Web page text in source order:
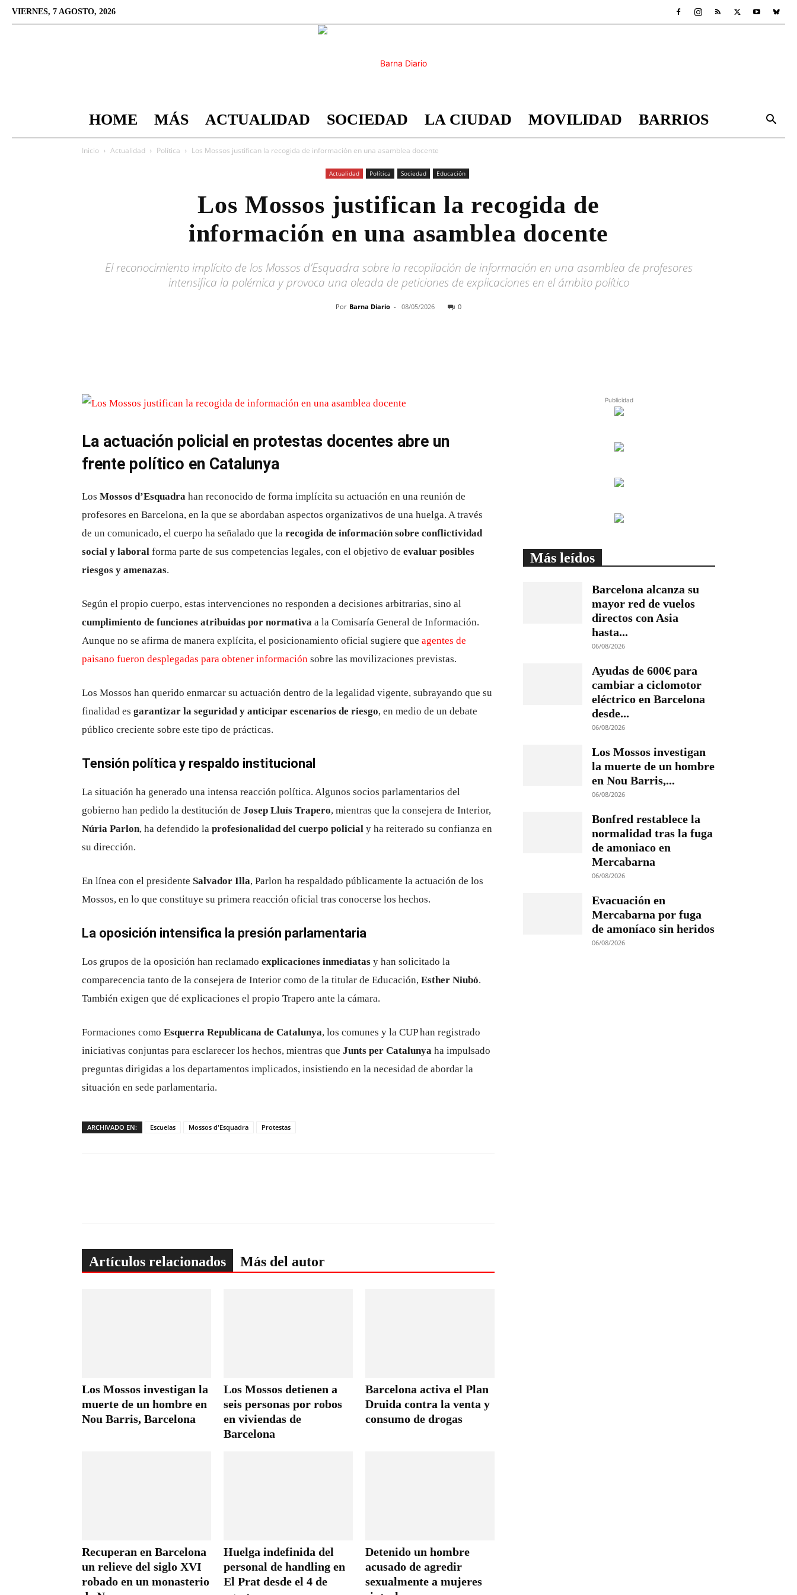
VIERNES, 7 AGOSTO, 2026
Barna
HOME MÁS ACTUALIDAD SOCIEDAD LA CIUDAD MOVILIDAD BARRIOS
Inicio Actualidad Política Los Mossos justifican la recogida de información en una asamblea docente
Actualidad Política Sociedad Educación
Los Mossos justifican la recogida de
información en una asamblea docente
El reconocimiento implícito de los Mossos d’Esquadra sobre la recopilación de información en una asamblea de profesores
intensifica la polémica y provoca una oleada de peticiones de explicaciones en el ámbito político
Por Barna Diario - 08/05/2026 0
La actuación policial en protestas docentes abre un
frente político en Catalunya
Los Mossos d’Esquadra han reconocido de forma implícita su actuación en una reunión de
profesores en Barcelona, en la que se abordaban aspectos organizativos de una huelga. A través
de un comunicado, el cuerpo ha señalado que la recogida de información sobre conflictividad
social y laboral forma parte de sus competencias legales, con el objetivo de evaluar posibles
riesgos y amenazas.
Según el propio cuerpo, estas intervenciones no responden a decisiones arbitrarias, sino al
cumplimiento de funciones atribuidas por normativa a la Comisaría General de Información.
Aunque no se afirma de manera explícita, el posicionamiento oficial sugiere que agentes de
paisano fueron desplegadas para obtener información sobre las movilizaciones previstas.
Los Mossos han querido enmarcar su actuación dentro de la legalidad vigente, subrayando que su
finalidad es garantizar la seguridad y anticipar escenarios de riesgo, en medio de un debate
público creciente sobre este tipo de prácticas.
Tensión política y respaldo institucional
La situación ha generado una intensa reacción política. Algunos socios parlamentarios del
gobierno han pedido la destitución de Josep Lluís Trapero, mientras que la consejera de Interior,
Núria Parlon, ha defendido la profesionalidad del cuerpo policial y ha reiterado su confianza en
su dirección.
En línea con el presidente Salvador Illa, Parlon ha respaldado públicamente la actuación de los
Mossos, en lo que constituye su primera reacción oficial tras conocerse los hechos.
La oposición intensifica la presión parlamentaria
Los grupos de la oposición han reclamado explicaciones inmediatas y han solicitado la
comparecencia tanto de la consejera de Interior como de la titular de Educación, Esther Niubó.
También exigen que dé explicaciones el propio Trapero ante la cámara.
Formaciones como Esquerra Republicana de Catalunya, los comunes y la CUP han registrado
iniciativas conjuntas para esclarecer los hechos, mientras que Junts per Catalunya ha impulsado
preguntas dirigidas a los departamentos implicados, insistiendo en la necesidad de abordar la
situación en sede parlamentaria.
ARCHIVADO EN: Escuelas Mossos d'Esquadra Protestas
Artículos relacionados Más del autor
Los Mossos investigan la
muerte de un hombre en
Nou Barris, Barcelona
Los Mossos detienen a
seis personas por robos
en viviendas de
Barcelona
Barcelona activa el Plan
Druida contra la venta y
consumo de drogas
Recuperan en Barcelona
un relieve del siglo XVI
robado en un monasterio
Huelga indefinida del
personal de handling en
El Prat desde el 4 de
Detenido un hombre
acusado de agredir
sexualmente a mujeres
Publicidad
Más leídos
Barcelona alcanza su
mayor red de vuelos
directos con Asia
hasta...
06/08/2026
Ayudas de 600€ para
cambiar a ciclomotor
eléctrico en Barcelona
desde...
06/08/2026
Los Mossos investigan
la muerte de un hombre
en Nou Barris,...
06/08/2026
Bonfred restablece la
normalidad tras la fuga
de amoniaco en
Mercabarna
06/08/2026
Evacuación en
Mercabarna por fuga
de amoníaco sin heridos
06/08/2026